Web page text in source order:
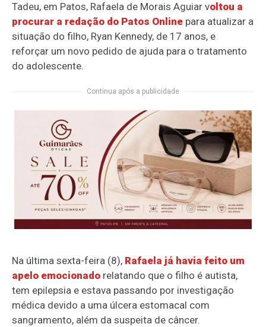
Tadeu, em Patos, Rafaela de Morais Aguiar voltou a
procurar a redação do Patos Online para atualizar a
situação do filho, Ryan Kennedy, de 17 anos, e
reforçar um novo pedido de ajuda para o tratamento
do adolescente.
Continua após a publicidade
Na última sexta-feira (8), Rafaela já havia feito um
apelo emocionado relatando que o filho é autista,
tem epilepsia e estava passando por investigação
médica devido a uma úlcera estomacal com
sangramento, além da suspeita de câncer.